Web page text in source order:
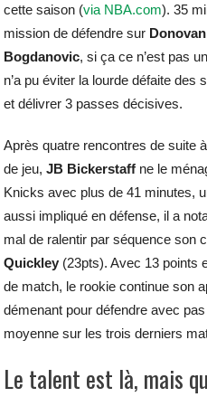
cette saison (via NBA.com). 35
mission de défendre sur Donovan
Bogdanovic, si ça ce n’est pas
n’a pu éviter la lourde défaite des
et délivrer 3 passes décisives.
Après quatre rencontres de suite
de jeu,JB Bickerstaff ne le
Knicks avec plus de 41 minutes,
aussi impliqué en défense, il a
mal de ralentir par séquence son
Quickley (23pts). Avec 13 points
de match, le rookie continue son
démenant pour défendre avec
moyenne sur les trois derniers
Le talent est là, mais